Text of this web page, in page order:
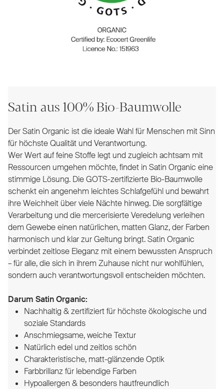
Satin aus 100% Bio-Baumwolle
Der Satin Organic ist die ideale Wahl für Menschen mit Sinn
für höchste Qualität und Verantwortung.
Wer Wert auf feine Stoffe legt und zugleich achtsam mit
Ressourcen umgehen möchte, findet in Satin Organic eine
stimmige Lösung. Die GOTS-zertifizierte Bio-Baumwolle
schenkt ein angenehm leichtes Schlafgefühl und bewahrt
ihre Weichheit über viele Nächte hinweg. Die sorgfältige
Verarbeitung und die mercerisierte Veredelung verleihen
dem Gewebe einen natürlichen, matten Glanz, der Farben
harmonisch und klar zur Geltung bringt. Satin Organic
verbindet zeitlose Eleganz mit einem bewussten Anspruch
– für alle, die sich in ihrem Zuhause nicht nur wohlfühlen,
sondern auch verantwortungsvoll entscheiden möchten.
Darum Satin Organic:
Nachhaltig & zertifiziert für höchste ökologische und
soziale Standards
Anschmiegsame, weiche Textur
Natürlich edel und zeitlos schön
Charakteristische, matt-glänzende Optik
Farbbrillanz für lebendige Farben
Hypoallergen & besonders hautfreundlich